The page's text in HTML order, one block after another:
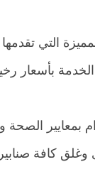
التي
بأسعار
بمعايير الصحة
كافة صنابير